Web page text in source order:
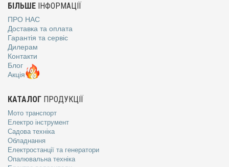
БІЛЬШЕ ІНФОРМАЦІЇ
ПРО НАС
Доставка та оплата
Гарантія та сервіс
Дилерам
Контакти
Блог
Акція
КАТАЛОГ ПРОДУКЦІЇ
Мото транспорт
Електро інструмент
Садова техніка
Обладнання
Електростанції та генератори
Опалювальна техніка